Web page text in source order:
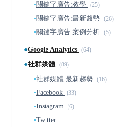
▪關鍵字廣告:教學 (25)
▪關鍵字廣告:最新趨勢 (26)
▪關鍵字廣告:案例分析 (5)
●Google Analytics (64)
●社群媒體 (89)
▪社群媒體:最新趨勢 (16)
▪Facebook (33)
▪Instagram (6)
▪Twitter